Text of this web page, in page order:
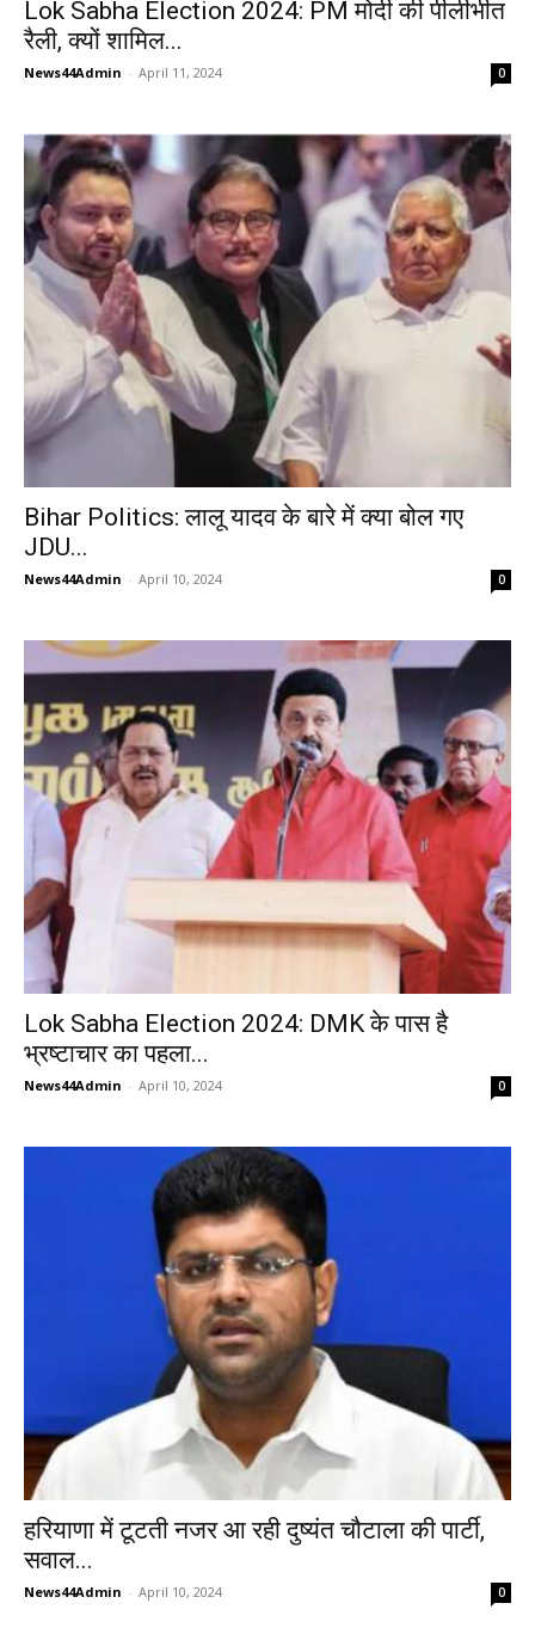
Lok Sabha Election 2024: PM मोदी की पीलीभीत
रैली, क्यों शामिल...
News44Admin - April 11, 2024 0
Bihar Politics: लालू यादव के बारे में क्या बोल गए
JDU...
News44Admin - April 10, 2024 0
Lok Sabha Election 2024: DMK के पास है
भ्रष्टाचार का पहला...
News44Admin - April 10, 2024 0
हरियाणा में टूटती नजर आ रही दुष्यंत चौटाला की पार्टी,
सवाल...
News44Admin - April 10, 2024 0